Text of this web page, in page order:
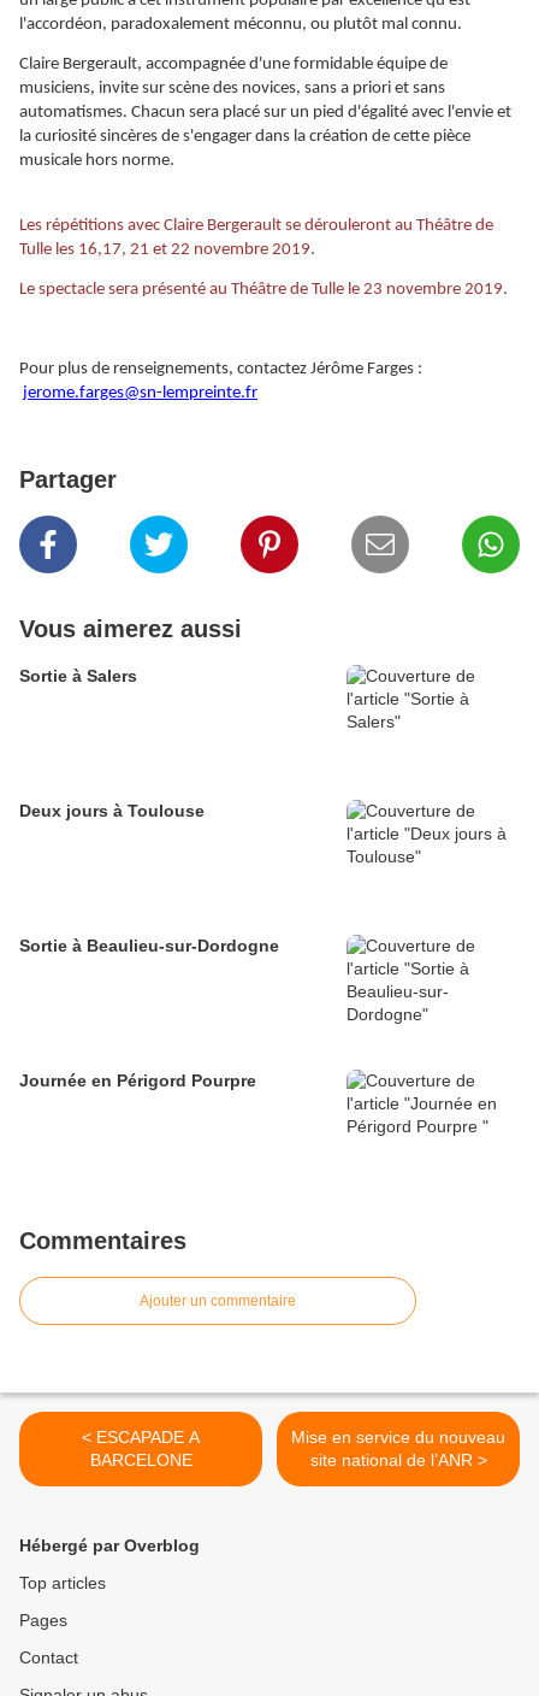
l'accordéon, paradoxalement méconnu, ou plutôt mal connu.
Claire Bergerault, accompagnée d'une formidable équipe de
musiciens, invite sur scène des novices, sans a priori et sans
automatismes. Chacun sera placé sur un pied d'égalité avec l'envie et
la curiosité sincères de s'engager dans la création de cette pièce
musicale hors norme.
Les répétitions avec Claire Bergerault se dérouleront au Théâtre de
Tulle les 16,17, 21 et 22 novembre 2019.
Le spectacle sera présenté au Théâtre de Tulle le 23 novembre 2019.
Pour plus de renseignements, contactez Jérôme Farges :
jerome.farges@sn-lempreinte.fr
Partager
Vous aimerez aussi
Sortie à Salers
Deux jours à Toulouse
Sortie à Beaulieu-sur-Dordogne
Journée en Périgord Pourpre
Commentaires
Ajouter un commentaire
< ESCAPADE A
BARCELONE
Mise en service du nouveau
site national de l’ANR >
Hébergé par Overblog
Top articles
Pages
Contact